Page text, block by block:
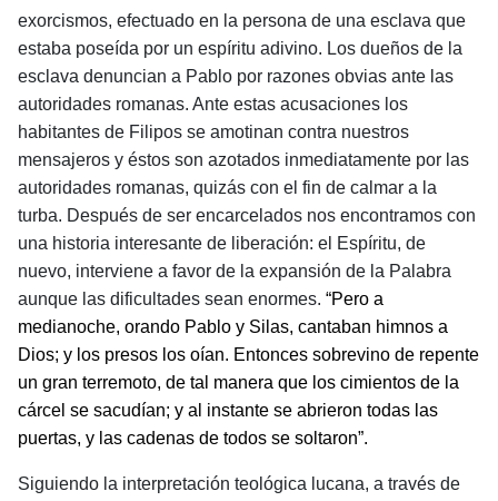
exorcismos, efectuado en la persona de una esclava que
estaba poseída por un espíritu adivino. Los dueños de la
esclava denuncian a Pablo por razones obvias ante las
autoridades romanas. Ante estas acusaciones los
habitantes de Filipos se amotinan contra nuestros
mensajeros y éstos son azotados inmediatamente por las
autoridades romanas, quizás con el fin de calmar a la
turba. Después de ser encarcelados nos encontramos con
una historia interesante de liberación: el Espíritu, de
nuevo, interviene a favor de la expansión de la Palabra
aunque las dificultades sean enormes. “Pero a
medianoche, orando Pablo y Silas, cantaban himnos a
Dios; y los presos los oían. Entonces sobrevino de repente
un gran terremoto, de tal manera que los cimientos de la
cárcel se sacudían; y al instante se abrieron todas las
puertas, y las cadenas de todos se soltaron”.
Siguiendo la interpretación teológica lucana, a través de